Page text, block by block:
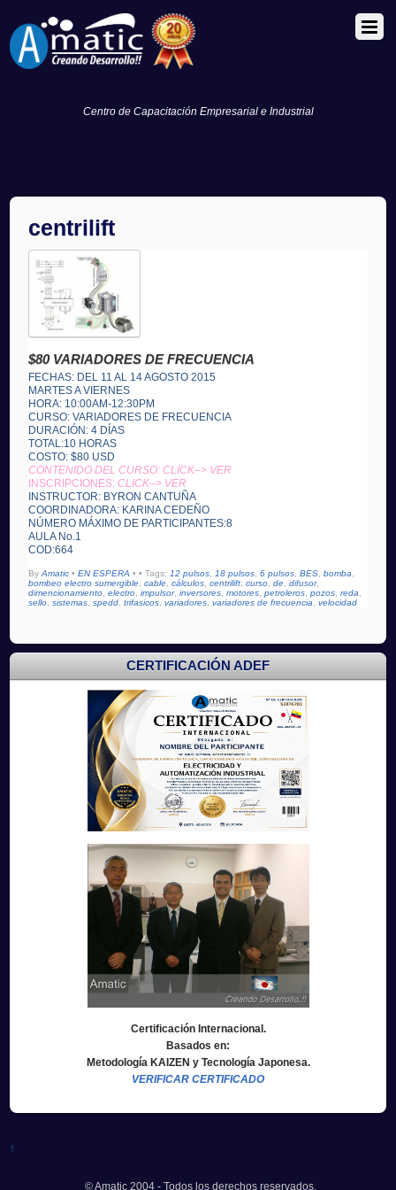
Centro de Capacitación Empresarial e Industrial
centrilift
$80 VARIADORES DE FRECUENCIA
FECHAS: DEL 11 AL 14 AGOSTO 2015
MARTES A VIERNES
HORA: 10:00AM-12:30PM
CURSO: VARIADORES DE FRECUENCIA
DURACIÓN: 4 DÍAS
TOTAL:10 HORAS
COSTO: $80 USD
CONTENIDO DEL CURSO: CLICK–> VER
INSCRIPCIONES:CLICK–> VER
INSTRUCTOR: BYRON CANTUÑA
COORDINADORA: KARINA CEDEÑO
NÚMERO MÁXIMO DE PARTICIPANTES:8
AULA No.1
COD:664
ByAmatic • EN ESPERA • • Tags: 12 pulsos 18 pulsos ,6 pulsos ,BES ,bomba
bombeo electro sumergible ,cable ,cálculos ,centrilift ,curso ,de ,difusor,
dimencionamiento ,electro ,impulsor,inversores ,motores ,petroleros ,pozos ,reda
sello ,sistemas ,spedd ,trifasicos ,variadores ,variadores de frecuencia ,velocidad
CERTIFICACIÓN ADEF
Certificación Internacional.
Basados en:
Metodología KAIZEN y Tecnología Japonesa.
VERIFICAR CERTIFICADO
↑
© Amatic 2004 - Todos los derechos reservados.